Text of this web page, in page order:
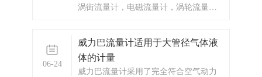
涡街流量计，电磁流量计，涡轮流量
等，以及承接电气自动化项目。
06-24
威力巴流量计适用于大管径气体液
体的计量
威力巴流量计采用了完全符合空气动力